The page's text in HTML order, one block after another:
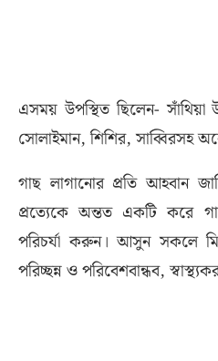
এসময় উপস্থিত ছিলেন- সাঁথিয়া
সোলাইমান, শিশির, সাব্বিরসহ
গাছ লাগানোর প্রতি আহবান
প্রত্যেকে অন্তত একটি করে
পরিচর্যা করুন। আসুন সকলে
পরিচ্ছন্ন ও পরিবেশবান্ধব,